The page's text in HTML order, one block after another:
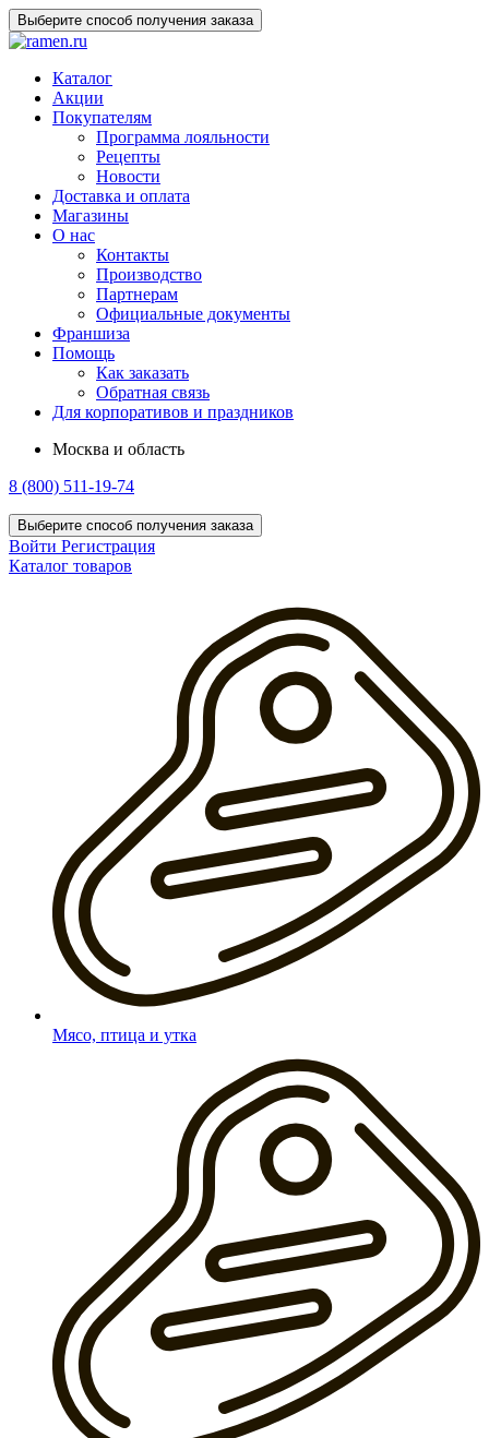
Выберите способ получения заказа
Каталог
Акции
Покупателям
Программа лояльности
Рецепты
Новости
Доставка и оплата
Магазины
О нас
Контакты
Производство
Партнерам
Официальные документы
Франшиза
Помощь
Как заказать
Обратная связь
Для корпоративов и праздников
Москва и область
8 (800) 511-19-74
Выберите способ получения заказа
Войти Регистрация
Каталог товаров
Мясо, птица и утка